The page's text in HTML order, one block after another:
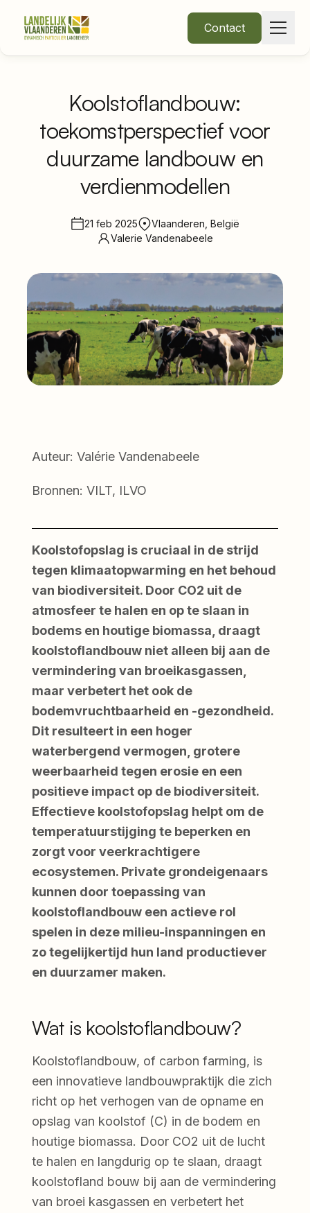
Contact
Over Ons
Thema's
Koolstoflandbouw:
toekomstperspectief voor
duurzame landbouw en
verdienmodellen
21 feb 2025
Vlaanderen, België
Valerie Vandenabeele
Auteur: Valérie Vandenabeele
Bronnen: VILT, ILVO
Koolstofopslag is cruciaal in de strijd
tegen klimaatopwarming en het behoud
van biodiversiteit. Door CO2 uit de
atmosfeer te halen en op te slaan in
bodems en houtige biomassa, draagt
koolstoflandbouw niet alleen bij aan de
vermindering van broeikasgassen,
maar verbetert het ook de
bodemvruchtbaarheid en -gezondheid.
Dit resulteert in een hoger
waterbergend vermogen, grotere
weerbaarheid tegen erosie en een
positieve impact op de biodiversiteit.
Effectieve koolstofopslag helpt om de
temperatuurstijging te beperken en
zorgt voor veerkrachtigere
ecosystemen. Private grondeigenaars
kunnen door toepassing van
koolstoflandbouw een actieve rol
spelen in deze milieu-inspanningen en
zo tegelijkertijd hun land productiever
en duurzamer maken.
Wat is koolstoflandbouw?
Koolstoflandbouw, of carbon farming, is
een innovatieve landbouwpraktijk die zich
richt op het verhogen van de opname en
opslag van koolstof (C) in de bodem en
houtige biomassa. Door CO2 uit de lucht
te halen en langdurig op te slaan, draagt
koolstofland bouw bij aan de vermindering
van broei kasgassen en verbetert het